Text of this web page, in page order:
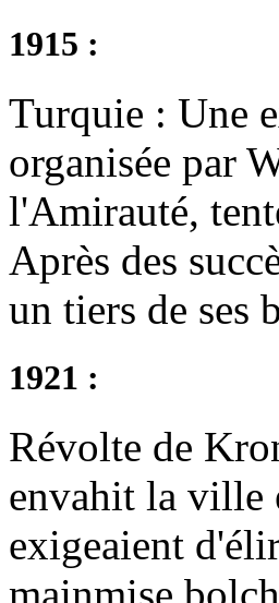
1915 :
Turquie : Une
organisée par
l'Amirauté,
Après des
un tiers de ses
1921 :
Révolte de
envahit la ville
exigeaient